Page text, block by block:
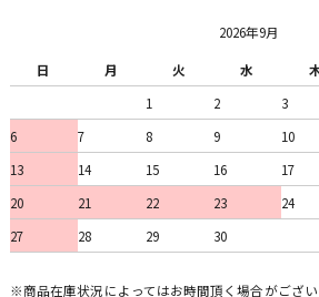
2026年9月
日
月 火 水
1
2 3
6
7 8 9 10
13
14 15 16 17
20
21 22 23 24
27
28 29 30
※商品在庫状況によってはお時間頂く場合がござ